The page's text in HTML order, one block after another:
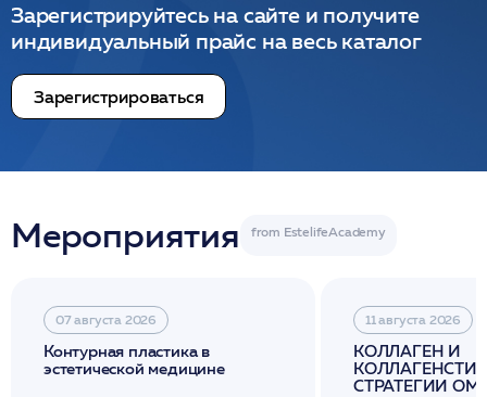
Зарегистрируйтесь на сайте и получите
индивидуальный прайс на весь каталог
Зарегистрироваться
Мероприятия
07 августа 2026
Контурная пластика в
эстетической медицине
11 августа 2026
КОЛЛАГЕН И
СТРАТЕГИИ